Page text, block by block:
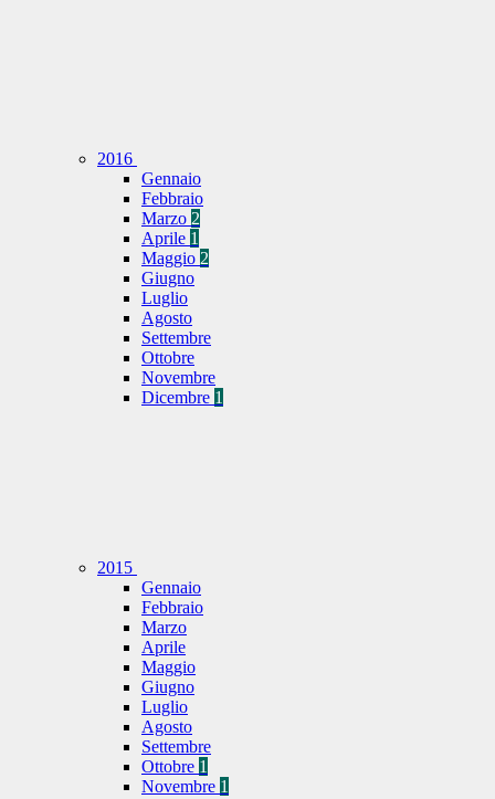
2016
Gennaio
Febbraio
Marzo 2
Aprile 1
Maggio 2
Giugno
Luglio
Agosto
Settembre
Ottobre
Novembre
Dicembre 1
2015
Gennaio
Febbraio
Marzo
Aprile
Maggio
Giugno
Luglio
Agosto
Settembre
Ottobre 1
Novembre 1